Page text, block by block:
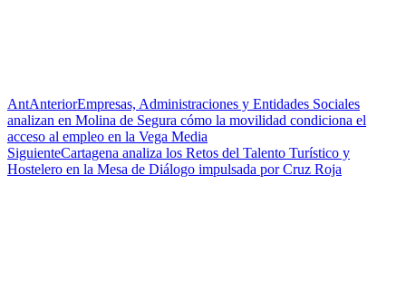
AntAnteriorEmpresas, Administraciones y Entidades Sociales
analizan en Molina de Segura cómo la movilidad condiciona el
acceso al empleo en la Vega Media
SiguienteCartagena analiza los Retos del Talento Turístico y
Hostelero en la Mesa de Diálogo impulsada por Cruz Roja